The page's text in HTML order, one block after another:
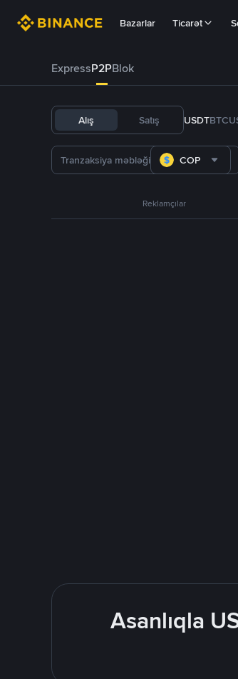
Bazarlar Ticarət
ExpressP2PBlok
Alış Satış USDTBTC
COP
Reklamçılar
Asanlıqla